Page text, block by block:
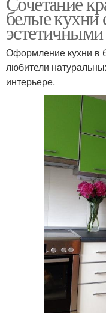
белые кухни
Оформление кухни в
любители
интерьере.